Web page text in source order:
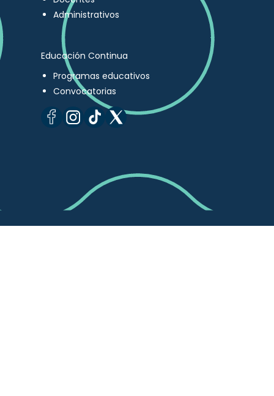
Administrativos
Educación Continua
Programas educativos
Convocatorias